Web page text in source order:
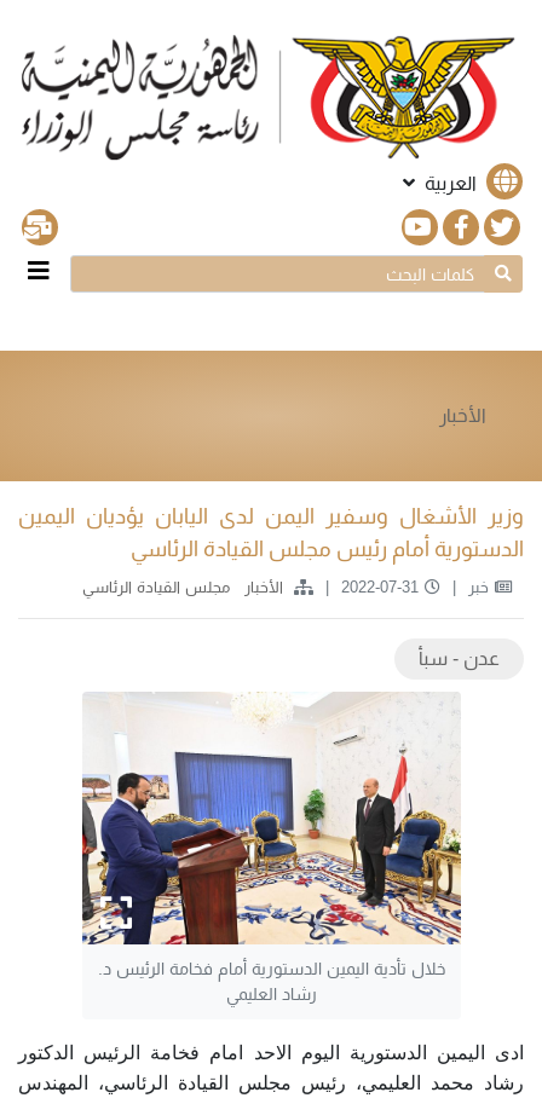
العربية
الأخبار
وزير الأشغال وسفير اليمن لدى اليابان يؤديان اليمين
الدستورية أمام رئيس مجلس القيادة الرئاسي
خبر 2022-07-31 الأخبار مجلس القيادة الرئاسي
عدن - سبأ
خلال تأدية اليمين الدستورية أمام فخامة الرئيس د.
رشاد العليمي
ادى اليمين الدستورية اليوم الاحد امام فخامة الرئيس الدكتور
رشاد محمد العليمي، رئيس مجلس القيادة الرئاسي، المهندس